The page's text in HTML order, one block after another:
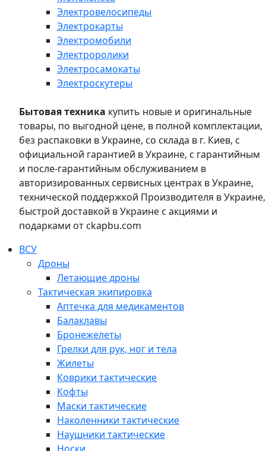
Электровелосипеды
Электрокарты
Электромобили
Электроролики
Электросамокаты
Электроскутеры
Бытовая техника купить новые и оригинальные
товары, по выгодной цене, в полной комплектации,
без распаковки в Украине, со склада в г. Киев, с
официальной гарантией в Украине, с гарантийным
и после-гарантийным обслуживанием в
авторизированных сервисных центрах в Украине,
технической поддержкой Производителя в Украине,
быстрой доставкой в Украине с акциями и
подарками от ckapbu.com
ВСУ
Дроны
Летающие дроны
Тактическая экипировка
Аптечка для медикаментов
Балаклавы
Бронежелеты
Грелки для рук, ног и тела
Жилеты
Коврики тактические
Кофты
Маски тактические
Наколенники тактические
Наушники тактические